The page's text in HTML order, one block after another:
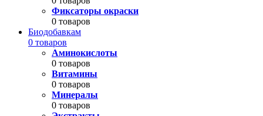
Фиксаторы окраски
0 товаров
Биодобавкам
0 товаров
Аминокислоты
0 товаров
Витамины
0 товаров
Минералы
0 товаров